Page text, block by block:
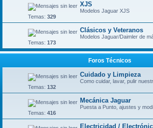
XJS
Modelos Jaguar XJS
Temas: 329
Clásicos y Veteranos
Modelos Jaguar/Daimler de
Temas: 173
Foros Técnicos
Cuidado y Limpieza
Como cuidar, lavar, pulir
Temas: 132
Mecánica Jaguar
Puesta a Punto, ajustes y
Temas: 416
Electricidad /